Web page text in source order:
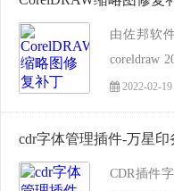
由佐邦软
coreldraw
毒、无广
CDR缩略
本均不影
2022-02-19
cdr字体管理插件-万星
CDR插件